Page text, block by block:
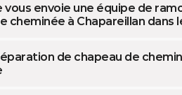
vous envoie une équipe de
cheminée à Chapareillan dans
de chapeau de